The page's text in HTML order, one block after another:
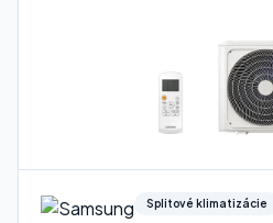
Splitové klimatizácie